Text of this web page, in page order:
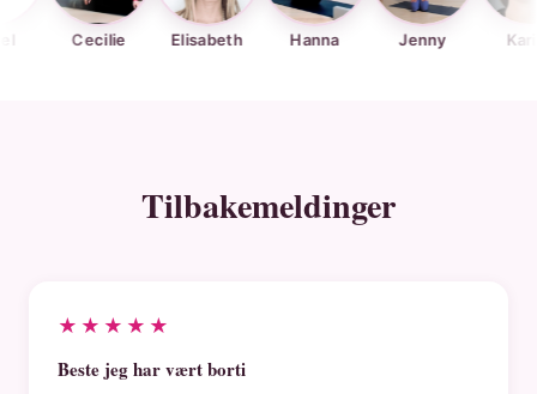
Elisabeth Hanna Jenny Karina
Tilbakemeldinger
★★★★★
Beste jeg har vært borti